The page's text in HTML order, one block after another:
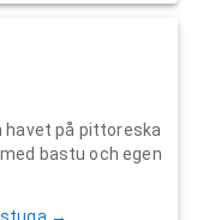
havet på pittoreska
bastu och egen
stuga →